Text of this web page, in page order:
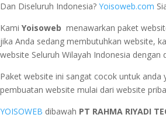
Dan Diseluruh Indonesia? Yoisoweb.com
Kami Yoisoweb menawarkan paket
jika Anda sedang membutuhkan website,
website Seluruh Wilayah Indonesia dengan
Paket website ini sangat cocok untuk
pembuatan website mulai dari website
YOISOWEB dibawah PT RAHMA RIYADI